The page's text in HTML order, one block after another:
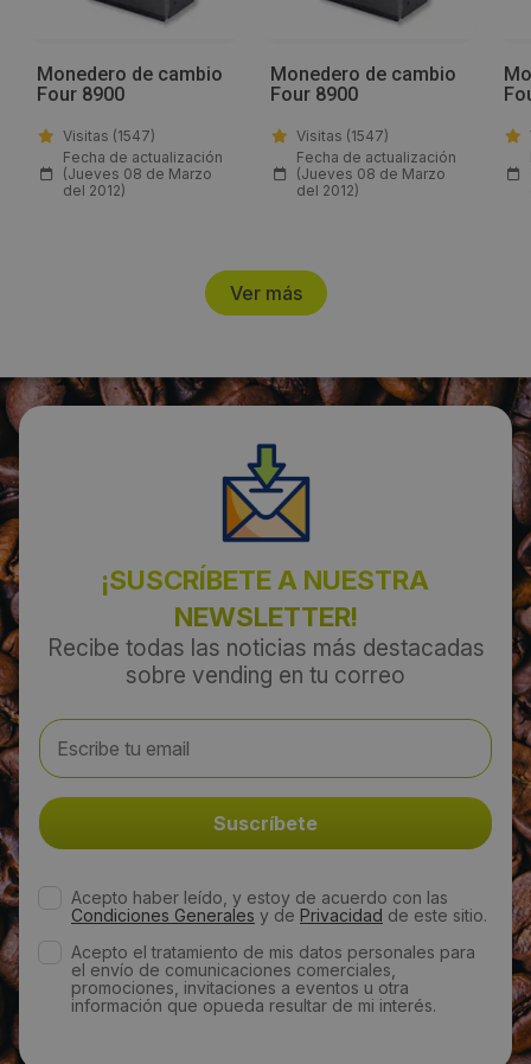
info@sistemasvc.com
Web:
http://sistemasvc.com/
8:00-13:30 15:00-18:00
1344
Fecha de publicación de producto:
Lunes 11 Noviembre 2019
Monedero de cambio
Four 8900
Visitas (1547)
Fecha de actualización
(Jueves 08 de Marzo
del 2012)
Monedero de cambio
Four 8900
Visitas (1547)
Fecha de actualización
(Jueves 08 de Marzo
del 2012)
Ver más
¡SUSCRÍBETE A NUESTRA
NEWSLETTER!
Recibe todas las noticias más destacadas
sobre vending en tu correo
Acepto haber leído, y estoy de acuerdo con las
Condiciones Generales y de Privacidad de este sitio.
Acepto el tratamiento de mis datos personales para
el envío de comunicaciones comerciales,
promociones, invitaciones a eventos u otra
información que opueda resultar de mi interés.